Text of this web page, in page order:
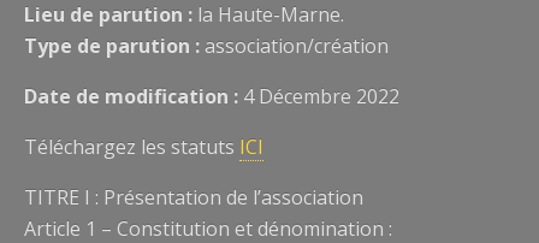
Lieu de parution : la Haute-Marne.
Type de parution :association/création
Date de modification : 4 Décembre 2022
Téléchargez les statuts ICI
TITRE I : Présentation de l’association
Article 1 – Constitution et dénomination :